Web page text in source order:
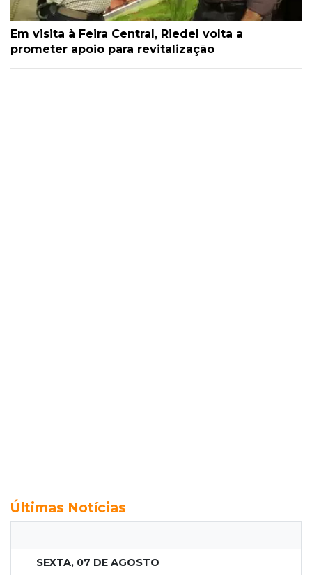
Em visita à Feira Central, Riedel volta a
prometer apoio para revitalização
Últimas Notícias
SEXTA, 07 DE AGOSTO